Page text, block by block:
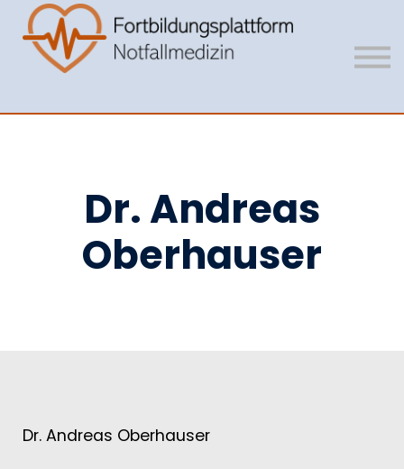
Vision
Anmelden
Dr. Andreas
Oberhauser
Dr. Andreas Oberhauser